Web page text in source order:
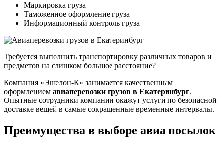
Маркировка груза
Таможенное оформление груза
Информационный контроль груза
Требуется выполнить транспортировку различных товаров и
предметов на слишком большое расстояние?
Компания «Эшелон-К» занимается качественным
оформлением авиаперевозки грузов в Екатеринбург.
Опытные сотрудники компании окажут услуги по безопасной
доставке вещей в самые сокращенные временные интервалы.
Преимущества в выборе авиа посылок